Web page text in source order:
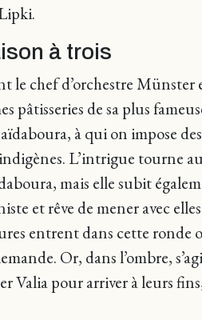
à trois
le chef d’orchestre
pâtisseries de sa plus
à qui on impose
L’intrigue tourne
mais elle subit
et rêve de mener avec
entrent dans cette
Or, dans l’ombre,
Valia pour arriver à leurs